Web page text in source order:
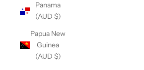
Panama
(AUD $)
Papua New
Guinea
(AUD $)